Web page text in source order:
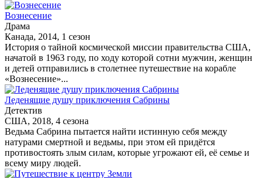
Вознесение
Драма
Канада, 2014, 1 сезон
История о тайной космической миссии правительства США,
начатой в 1963 году, по ходу которой сотни мужчин, женщин
и детей отправились в столетнее путешествие на корабле
«Вознесение»...
Леденящие душу приключения Сабрины
Детектив
США, 2018, 4 сезона
Ведьма Сабрина пытается найти истинную себя между
натурами смертной и ведьмы, при этом ей придётся
противостоять злым силам, которые угрожают ей, её семье и
всему миру людей.